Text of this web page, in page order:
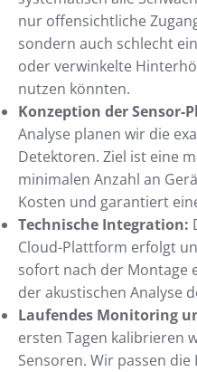
nur offensichtliche
sondern auch schlecht
oder verwinkelte
nutzen könnten.
Konzeption der Sensor-
Analyse planen wir die
Detektoren. Ziel ist eine
minimalen Anzahl an
Kosten und garantiert
Technische Integration:
Cloud-Plattform erfolgt
sofort nach der Montage
der akustischen Analyse
Laufendes Monitoring
ersten Tagen kalibrieren
Sensoren. Wir passen